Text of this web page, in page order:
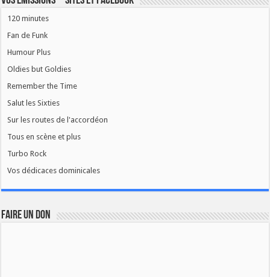
120 minutes
Fan de Funk
Humour Plus
Oldies but Goldies
Remember the Time
Salut les Sixties
Sur les routes de l'accordéon
Tous en scène et plus
Turbo Rock
Vos dédicaces dominicales
FAIRE UN DON